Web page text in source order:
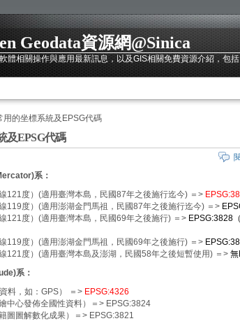
Geodata資源網@Sinica
體相關操作與應用最新訊息，以及GIS相關免費資源介紹，包
用的坐標系統及EPSG代碼
及EPSG代碼
系：
121度）(適用臺灣本島，民國87年之後施行迄今) ＝>
119度）(適用澎湖金門馬祖，民國87年之後施行迄今) ＝>
121度）(適用臺灣本島，民國69年之後施行) ＝> EPSG:3828（
119度）(適用澎湖金門馬祖，民國69年之後施行) ＝>
121度）(適用臺灣本島及澎湖，民國58年之後短暫使用) ＝>
)系：
料，如：GPS） ＝> EPSG:4326
中心發佈全國性資料）＝> EPSG:3824
圖圖解數化成果）＝> EPSG:3821